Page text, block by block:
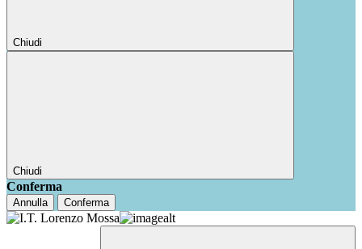
Chiudi
Chiudi
Conferma
Annulla Conferma